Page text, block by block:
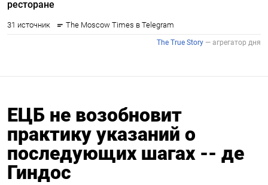
ЕЦБ не возобновит
практику указаний о
последующих шагах -- де
Гиндос